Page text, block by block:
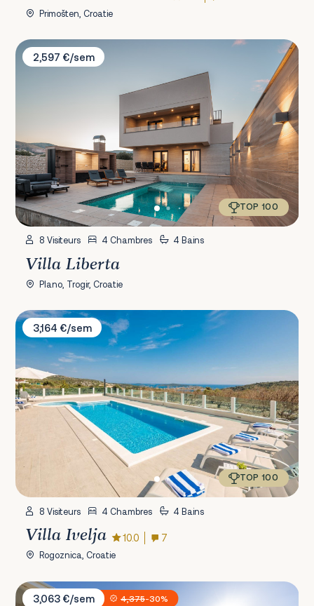
Primošten, Croatie
Villa Liberta
2,597 €/sem
TOP 100
8 Visiteurs 4 Chambres 4 Bains
Villa Liberta
Plano, Trogir, Croatie
Villa Ivelja
3,164 €/sem
TOP 100
8 Visiteurs 4 Chambres 4 Bains
Villa Ivelja 10.0 7
Rogoznica, Croatie
Villa Antico 1934
3,063 €/sem
4,375-30%